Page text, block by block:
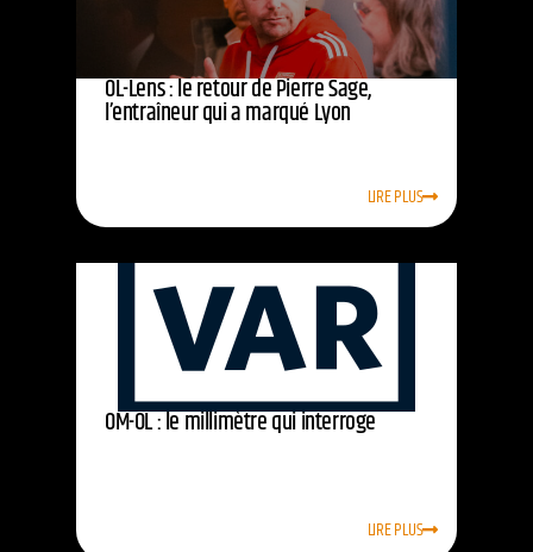
OL-Lens : le retour de Pierre Sage,
l’entraîneur qui a marqué Lyon
LIRE PLUS
OM-OL : le millimètre qui interroge
LIRE PLUS